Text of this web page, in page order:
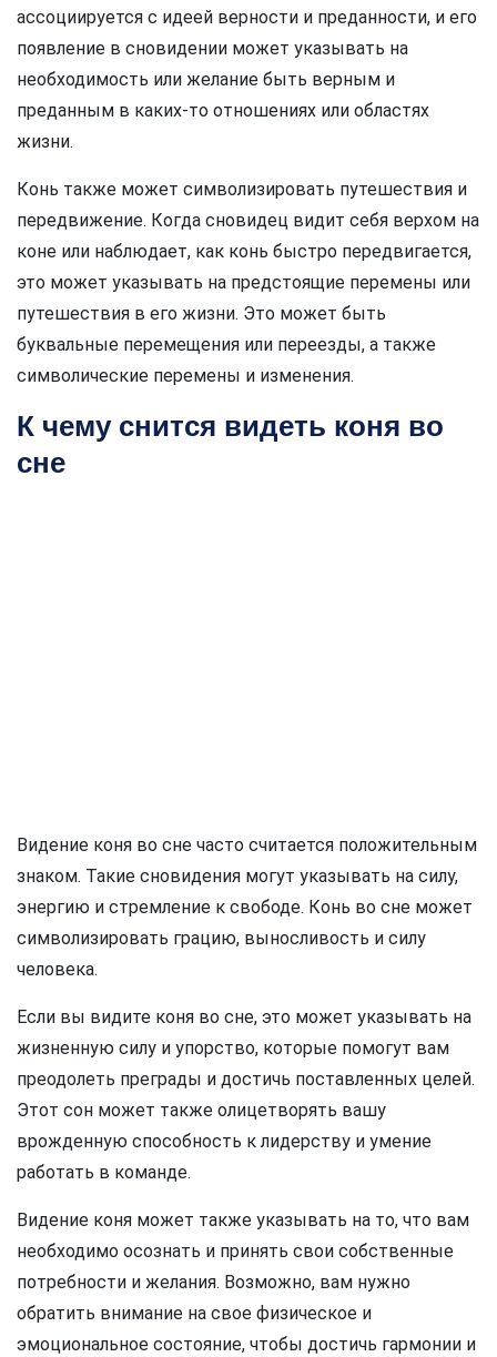
ассоциируется с идеей верности и преданности, и его
появление в сновидении может указывать на
необходимость или желание быть верным и
преданным в каких-то отношениях или областях
жизни.
Конь также может символизировать путешествия и
передвижение. Когда сновидец видит себя верхом на
коне или наблюдает, как конь быстро передвигается,
это может указывать на предстоящие перемены или
путешествия в его жизни. Это может быть
буквальные перемещения или переезды, а также
символические перемены и изменения.
К чему снится видеть коня во
сне
Видение коня во сне часто считается положительным
знаком. Такие сновидения могут указывать на силу,
энергию и стремление к свободе. Конь во сне может
символизировать грацию, выносливость и силу
человека.
Если вы видите коня во сне, это может указывать на
жизненную силу и упорство, которые помогут вам
преодолеть преграды и достичь поставленных целей.
Этот сон может также олицетворять вашу
врожденную способность к лидерству и умение
работать в команде.
Видение коня может также указывать на то, что вам
необходимо осознать и принять свои собственные
потребности и желания. Возможно, вам нужно
обратить внимание на свое физическое и
эмоциональное состояние, чтобы достичь гармонии и